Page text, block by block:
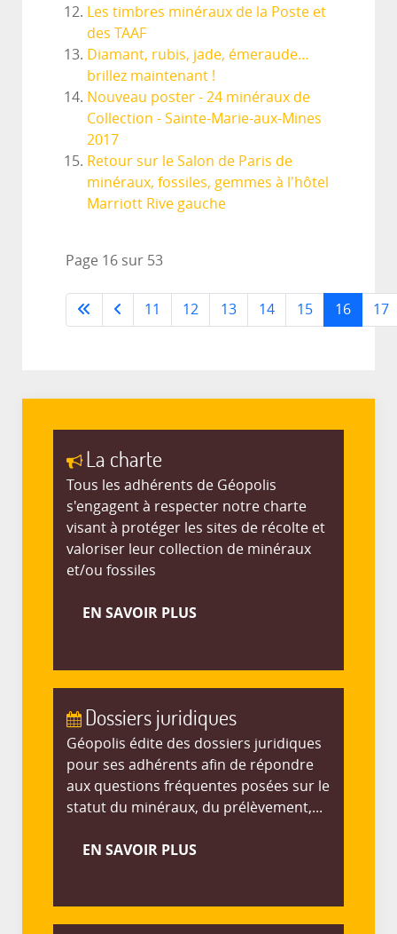
Les timbres minéraux de la Poste et
des TAAF
Diamant, rubis, jade, émeraude…
brillez maintenant !
Nouveau poster - 24 minéraux de
Collection - Sainte-Marie-aux-Mines
2017
Retour sur le Salon de Paris de
minéraux, fossiles, gemmes à l'hôtel
Marriott Rive gauche
Page 16 sur 53
11 12 13 14 15 16 17
La charte
Tous les adhérents de Géopolis
s'engagent à respecter notre charte
visant à protéger les sites de récolte et
valoriser leur collection de minéraux
et/ou fossiles
EN SAVOIR PLUS
Dossiers juridiques
Géopolis édite des dossiers juridiques
pour ses adhérents afin de répondre
aux questions fréquentes posées sur le
statut du minéraux, du prélèvement,...
EN SAVOIR PLUS